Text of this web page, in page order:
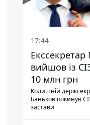
17:44
вийшов із
10 млн грн
Колишній
Баньков покинув
застави